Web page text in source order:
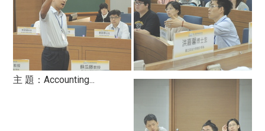
主 題：Accounting...